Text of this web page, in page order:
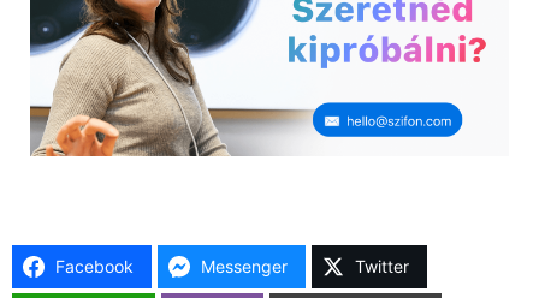
Facebook Messenger Twitter